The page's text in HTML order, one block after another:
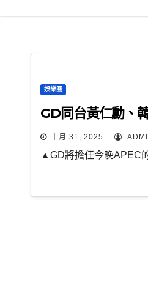
娛樂圈
GD同台黃仁勳、
十月 31, 2025
▲GD將擔任今晚APEC